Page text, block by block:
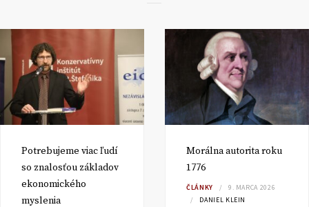
Potrebujeme viac ľudí
so znalosťou základov
ekonomického
myslenia
Morálna autorita roku
1776
ČLÁNKY
9. MARCA 2026
DANIEL KLEIN